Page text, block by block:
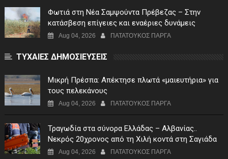
Φωτιά στη Νέα Σαμψούντα Πρέβεζας – Στην
κατάσβεση επίγειες και εναέριες δυνάμεις
Aug 04, 2026 ΠΑΤΑΤΟΥΚΟΣ ΠΑΡΓΑ
ΤΥΧΑΙΕΣ ΔΗΜΟΣΙΕΥΣΕΙΣ
Μικρή Πρέσπα: Απέκτησε πλωτά «μαιευτήρια» για
τους πελεκάνους
Aug 04, 2026 ΠΑΤΑΤΟΥΚΟΣ ΠΑΡΓΑ
Τραγωδία στα σύνορα Ελλάδας – Αλβανίας..
Νεκρός 20χρονος από τη Χιλή κοντά στη Σαγιάδα
Aug 04, 2026 ΠΑΤΑΤΟΥΚΟΣ ΠΑΡΓΑ